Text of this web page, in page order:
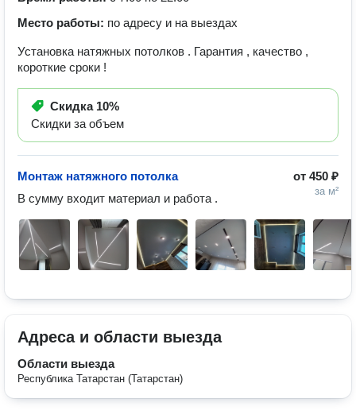
Место работы: по адресу и на выездах
Установка натяжных потолков . Гарантия , качество ,
короткие сроки !
Скидка 10%
Скидки за объем
от 450 ₽
за м²
Монтаж натяжного потолка
В сумму входит материал и работа .
Адреса и области выезда
Области выезда
Республика Татарстан (Татарстан)